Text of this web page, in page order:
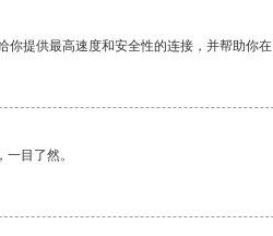
你提供最高速度和安全性的连接，并帮助你在
目了然。